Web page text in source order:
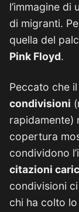
l’immagine
di migranti.
quella del
Pink Floyd.
Peccato che
condivisioni
rapidamente)
copertura
condividono
citazioni
condivisioni
chi ha colto